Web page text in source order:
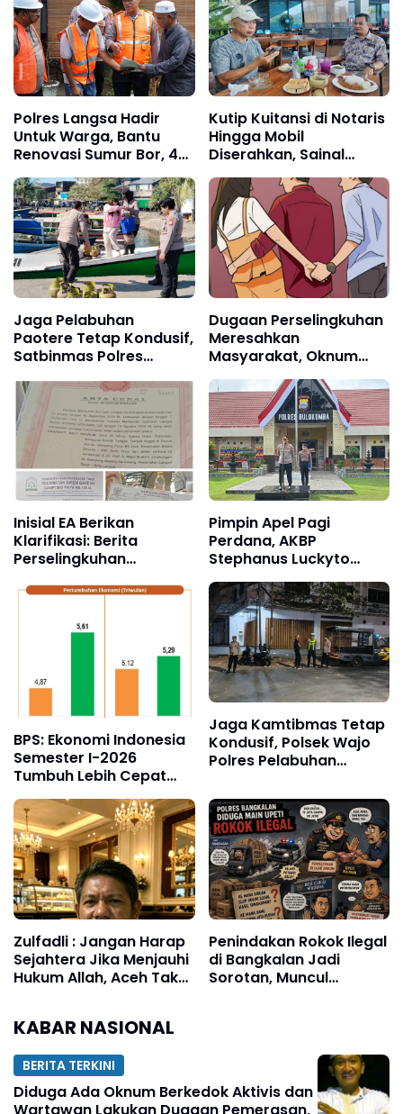
Polres Langsa Hadir
Untuk Warga, Bantu
Renovasi Sumur Bor, 40
Titik Air Bersih
Kutip Kuitansi di Notaris
Hingga Mobil
Diserahkan, Sainal
Lonard Bongkar Alur
Transaksi Lahan Tello
Baru
Jaga Pelabuhan
Paotere Tetap Kondusif,
Satbinmas Polres
Intensifkan Patroli
Kamtibmas
Dugaan Perselingkuhan
Meresahkan
Masyarakat, Oknum
Kadus Paya Billi ll
Diberhentikan
Inisial EA Berikan
Klarifikasi: Berita
Perselingkuhan
Tidak Benar dan Dari
Pimpin Apel Pagi
Perdana, AKBP
Stephanus Luckyto
Tekankan Disiplin,
Kebersihan, dan
Kecintaan terhadap
Organisasi
BPS: Ekonomi Indonesia
Semester I-2026
Tumbuh Lebih Cepat
dari Tahun 2025
Jaga Kamtibmas Tetap
Kondusif, Polsek Wajo
Polres Pelabuhan
Patroli KRYD
Zulfadli : Jangan Harap
Sejahtera Jika Menjauhi
Hukum Allah, Aceh Tak
Penindakan Rokok Ilegal
di Bangkalan Jadi
Sorotan, Muncul
KABAR NASIONAL
BERITA TERKINI
Diduga Ada Oknum Berkedok Aktivis dan